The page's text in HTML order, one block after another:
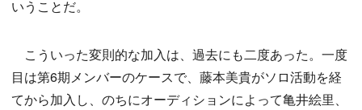
いうことだ。
こういった変則的な加入は、過去にも二度あった。一度
目は第6期メンバーのケースで、藤本美貴がソロ活動を経
てから加入し、のちにオーディションによって亀井絵里、